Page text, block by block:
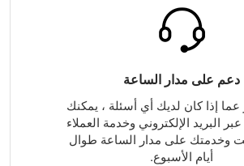
دعم على مدار الساعة
إذا كان لديك أي أسئلة ، يمكنك
البريد الإلكتروني وخدمة العملاء
وخدمتك على مدار الساعة طوال
أيام الأسبوع.